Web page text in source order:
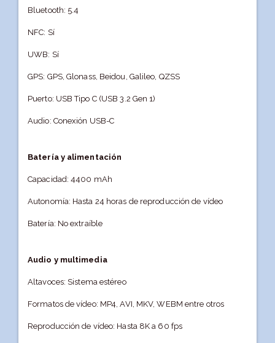
Bluetooth: 5.4
NFC: Sí
UWB: Sí
GPS: GPS, Glonass, Beidou, Galileo, QZSS
Puerto: USB Tipo C (USB 3.2 Gen 1)
Audio: Conexión USB-C
Batería y alimentación
Capacidad: 4400 mAh
Autonomía: Hasta 24 horas de reproducción de vídeo
Batería: No extraíble
Audio y multimedia
Altavoces: Sistema estéreo
Formatos de vídeo: MP4, AVI, MKV, WEBM entre otros
Reproducción de vídeo: Hasta 8K a 60 fps